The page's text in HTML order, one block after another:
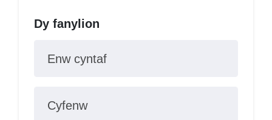
Dy fanylion
Enw cyntaf
Cyfenw